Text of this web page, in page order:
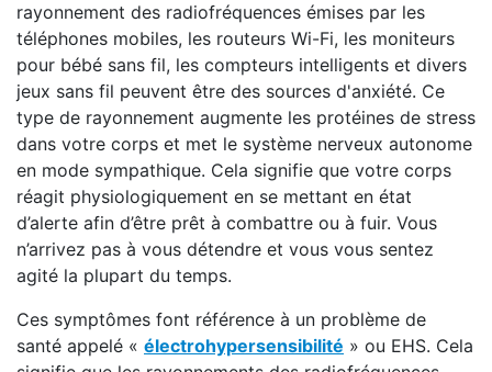
rayonnement des radiofréquences émises par les
téléphones mobiles, les routeurs Wi-Fi, les moniteurs
pour bébé sans fil, les compteurs intelligents et divers
jeux sans fil peuvent être des sources d'anxiété. Ce
type de rayonnement augmente les protéines de stress
dans votre corps et met le système nerveux autonome
en mode sympathique. Cela signifie que votre corps
réagit physiologiquement en se mettant en état
d’alerte afin d’être prêt à combattre ou à fuir. Vous
n’arrivez pas à vous détendre et vous vous sentez
agité la plupart du temps.
Ces symptômes font référence à un problème de
santé appelé « électrohypersensibilité » ou EHS. Cela